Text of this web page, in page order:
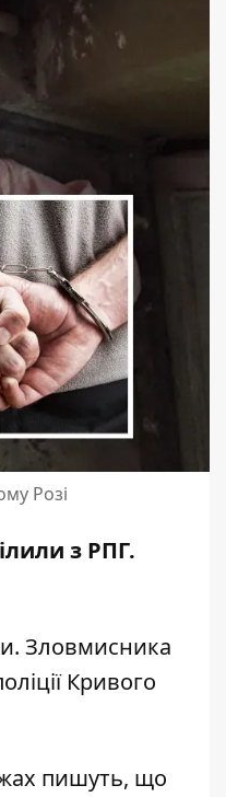
Розі
з РПГ.
Зловмисника
Кривого
пишуть, що